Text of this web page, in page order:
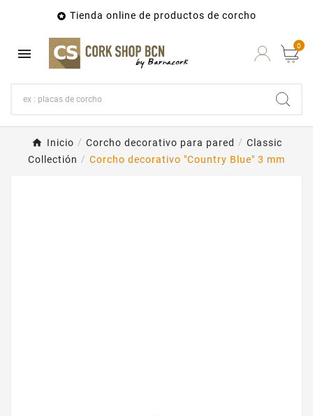
 Tienda online de productos de corcho
 0
Inicio Corcho decorativo para pared
Classic
Collectión
Corcho decorativo "Country Blue" 3 mm